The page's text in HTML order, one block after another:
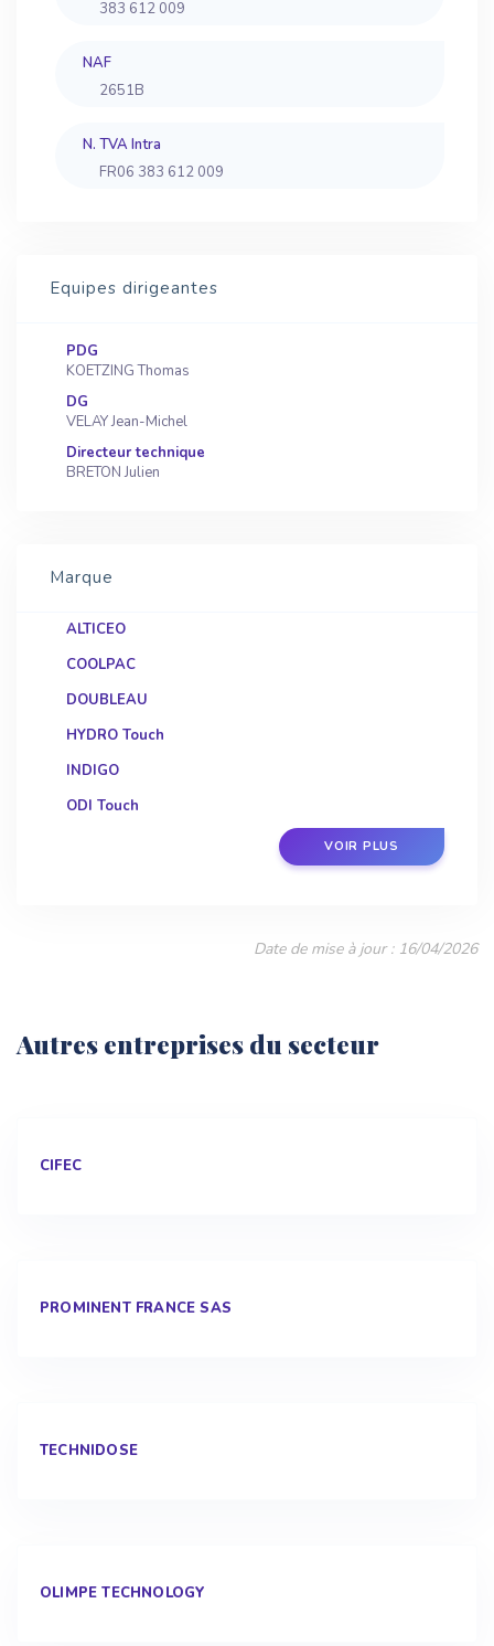
383 612 009
NAF
2651B
N. TVA Intra
FR06 383 612 009
Equipes dirigeantes
PDG
KOETZING Thomas
DG
VELAY Jean-Michel
Directeur technique
BRETON Julien
Marque
ALTICEO
COOLPAC
DOUBLEAU
HYDRO Touch
INDIGO
ODI Touch
VOIR PLUS
Date de mise à jour : 16/04/2026
Autres entreprises du secteur
CIFEC
PROMINENT FRANCE SAS
TECHNIDOSE
OLIMPE TECHNOLOGY